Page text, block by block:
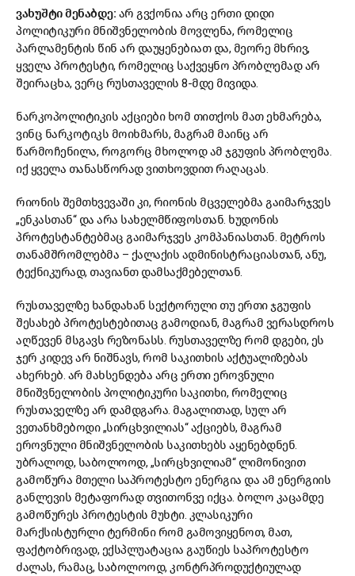
ვახუშტი მენაბდე: არ გვქონია არც ერთი დიდი
პოლიტიკური მნიშვნელობის მოვლენა, რომელიც
პარლამენტის წინ არ დაუყენებიათ და, მეორე მხრივ,
ყველა პროტესტი, რომელიც საქვეყნო პრობლემად არ
შეირაცხა, ვერც რუსთაველის 8-მდე მივიდა.
ნარკოპოლიტიკის აქციები ხომ თითქოს მათ ეხმარება,
ვინც ნარკოტიკს მოიხმარს, მაგრამ მაინც არ
წარმოჩენილა, როგორც მხოლოდ ამ ჯგუფის პრობლემა.
იქ ყველა თანასწორად ვითხოვდით რაღაცას.
რიონის შემთხვევაში კი, რიონის მცველებმა გაიმარჯვეს
„ენკასთან“ და არა სახელმწიფოსთან. ხუდონის
პროტესტანტებმაც გაიმარჯვეს კომპანიასთან. მეტროს
თანამშრომლებმა – ქალაქის ადმინისტრაციასთან, ანუ,
ტექნიკურად, თავიანთ დამსაქმებელთან.
რუსთაველზე ხანდახან სექტორული თუ ერთი ჯგუფის
შესახებ პროტესტებითაც გამოდიან, მაგრამ ვერასდროს
აღწევენ მსგავს რეზონასს. რუსთაველზე რომ დგები, ეს
ჯერ კიდევ არ ნიშნავს, რომ საკითხის აქტუალიზებას
ახერხებ. არ მახსენდება არც ერთი ეროვნული
მნიშვნელობის პოლიტიკური საკითხი, რომელიც
რუსთაველზე არ დამდგარა. მაგალითად, სულ არ
ვეთანხმებოდი „სირცხვილიას“ აქციებს, მაგრამ
ეროვნული მნიშვნელობის საკითხებს აყენებდნენ.
უბრალოდ, საბოლოოდ, „სირცხვილიამ“ ლიმონივით
გამოწურა მთელი საპროტესტო ენერგია და ამ ენერგიის
განლევის მეტაფორად თვითონვე იქცა. ბოლო კაცამდე
გამოწურეს პროტესტის მუხტი. კლასიკური
მარქსისტურლი ტერმინი რომ გამოვიყენოთ, მათ,
ფაქტობრივად, ექსპლუატაცია გაუწიეს საპროტესტო
ძალას, რამაც, საბოლოოდ, კონტრპროდუქტიულად